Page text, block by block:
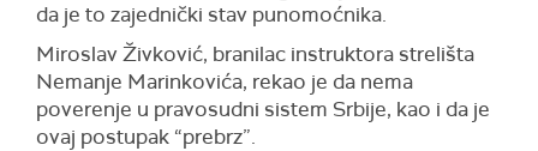
da je to zajednički stav punomoćnika.
Miroslav Živković, branilac instruktora strelišta
Nemanje Marinkovića, rekao je da nema
poverenje u pravosudni sistem Srbije, kao i da je
ovaj postupak “prebrz”.